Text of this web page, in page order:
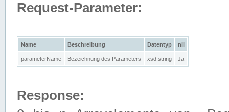
Request-Parameter:
Name Beschreibung Datentyp nil
parameterName Bezeichnung des Parameters xsd:string Ja
Response: